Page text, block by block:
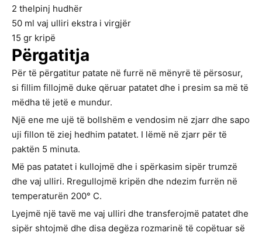
2 thelpinj hudhër
50 ml vaj ulliri ekstra i virgjër
15 gr kripë
Përgatitja
Për të përgatitur patate në furrë në mënyrë të përsosur,
si fillim fillojmë duke qëruar patatet dhe i presim sa më të
mëdha të jetë e mundur.
Një ene me ujë të bollshëm e vendosim në zjarr dhe sapo
uji fillon të ziej hedhim patatet. I lëmë në zjarr për të
paktën 5 minuta.
Më pas patatet i kullojmë dhe i spërkasim sipër trumzë
dhe vaj ulliri. Rregullojmë kripën dhe ndezim furrën në
temperaturën 200° C.
Lyejmë një tavë me vaj ulliri dhe transferojmë patatet dhe
sipër shtojmë dhe disa degëza rozmarinë të copëtuar së